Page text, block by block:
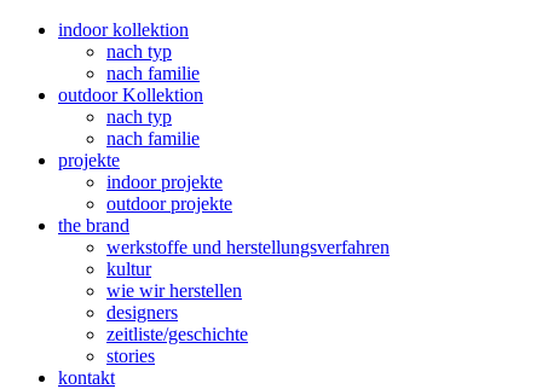
indoor kollektion
nach typ
nach familie
outdoor Kollektion
nach typ
nach familie
projekte
indoor projekte
outdoor projekte
the brand
werkstoffe und herstellungsverfahren
kultur
wie wir herstellen
designers
zeitliste/geschichte
stories
kontakt